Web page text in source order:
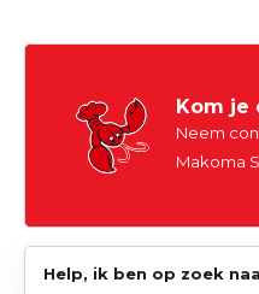
Kom je
Neem
Makoma
Help, ik ben op zoek